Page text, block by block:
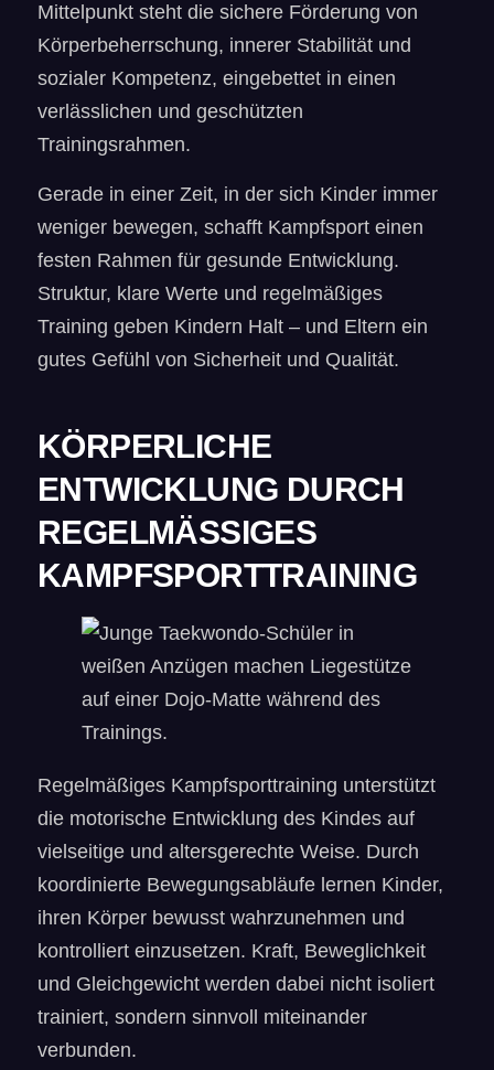
Mittelpunkt steht die sichere Förderung von
Körperbeherrschung, innerer Stabilität und
sozialer Kompetenz, eingebettet in einen
verlässlichen und geschützten
Trainingsrahmen.
Gerade in einer Zeit, in der sich Kinder immer
weniger bewegen, schafft Kampfsport einen
festen Rahmen für gesunde Entwicklung.
Struktur, klare Werte und regelmäßiges
Training geben Kindern Halt – und Eltern ein
gutes Gefühl von Sicherheit und Qualität.
KÖRPERLICHE
ENTWICKLUNG DURCH
REGELMÄSSIGES K
AMPFSPORTTRAINING
Regelmäßiges Kampfsporttraining unterstützt
die motorische Entwicklung des Kindes auf
vielseitige und altersgerechte Weise. Durch
koordinierte Bewegungsabläufe lernen Kinder,
ihren Körper bewusst wahrzunehmen und
kontrolliert einzusetzen. Kraft, Beweglichkeit
und Gleichgewicht werden dabei nicht isoliert
trainiert, sondern sinnvoll miteinander
verbunden.